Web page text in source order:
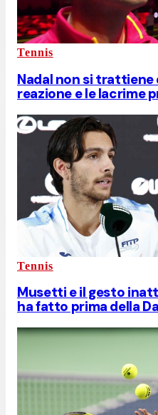
Tennis
Nadal non si trattiene
reazione e le lacrime
Tennis
Musetti e il gesto
ha fatto prima della